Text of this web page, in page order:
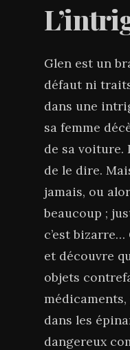
Glen est un
défaut ni
dans une
sa femme
de sa voiture.
de le dire.
jamais, ou
beaucoup ;
c’est
et découvre
objets
dans les
dangereux